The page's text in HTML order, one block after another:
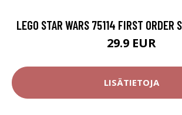
LEGO STAR WARS 75114 FIRST ORDER
29.9 EUR
LISÄTIETOJA